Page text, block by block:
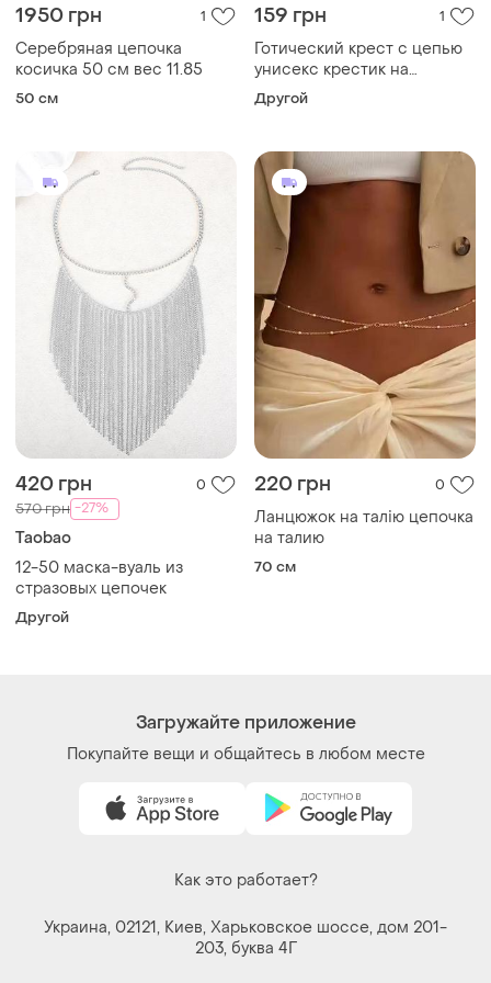
420 грн 0
570 грн -27%
12-50 маска-вуаль из
стразовых цепочек
Другой
220 грн 0
Ланцюжок на талію цепочка
на талию
Загружайте приложение
Покупайте вещи и общайтесь в любом месте
Как это работает?
Украина, 02121, Киев, Харьковское шоссе, дом 201-
203, буква 4Г
Политика конфиденциальности
Контакты